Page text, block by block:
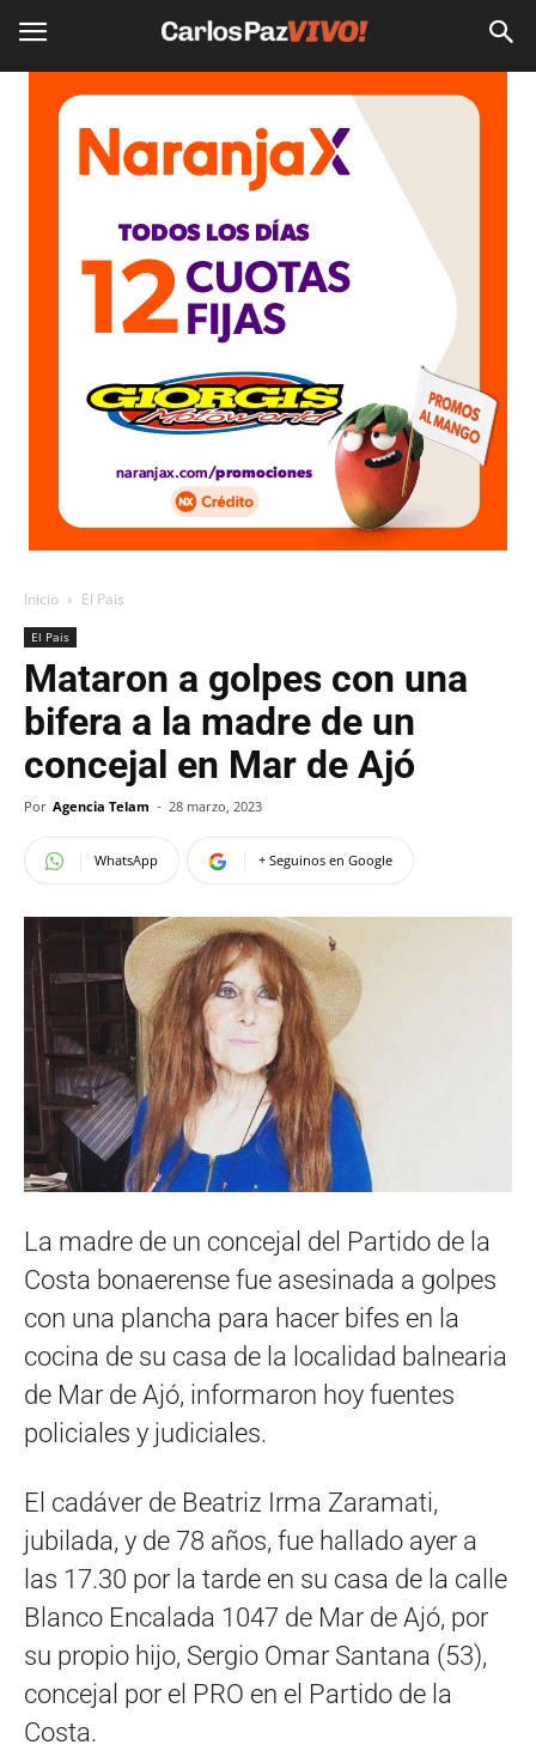
Inicio El Pais
El Pais
Mataron a golpes con una
bifera a la madre de un
concejal en Mar de Ajó
Por Agencia Telam - 28 marzo, 2023
WhatsApp + Seguinos en Google
La madre de un concejal del Partido de la
Costa bonaerense fue asesinada a golpes
con una plancha para hacer bifes en la
cocina de su casa de la localidad balnearia
de Mar de Ajó, informaron hoy fuentes
policiales y judiciales.
El cadáver de Beatriz Irma Zaramati,
jubilada, y de 78 años, fue hallado ayer a
las 17.30 por la tarde en su casa de la calle
Blanco Encalada 1047 de Mar de Ajó, por
su propio hijo, Sergio Omar Santana (53),
concejal por el PRO en el Partido de la
Costa.